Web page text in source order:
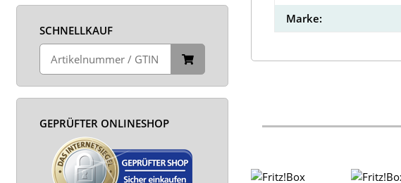
Marke:
SCHNELLKAUF
GEPRÜFTER ONLINESHOP